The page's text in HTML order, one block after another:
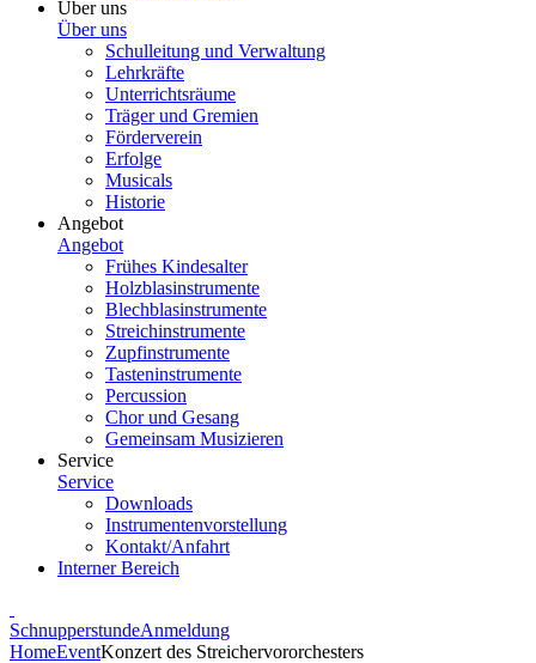
Über uns
Über uns
Schulleitung und Verwaltung
Lehrkräfte
Unterrichtsräume
Träger und Gremien
Förderverein
Erfolge
Musicals
Historie
Angebot
Angebot
Frühes Kindesalter
Holzblasinstrumente
Blechblasinstrumente
Streichinstrumente
Zupfinstrumente
Tasteninstrumente
Percussion
Chor und Gesang
Gemeinsam Musizieren
Service
Service
Downloads
Instrumentenvorstellung
Kontakt/Anfahrt
Interner Bereich
SchnupperstundeAnmeldung
HomeEventKonzert des Streichervororchesters